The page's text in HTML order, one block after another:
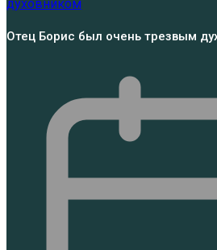
Отец Борис был очень трезвым